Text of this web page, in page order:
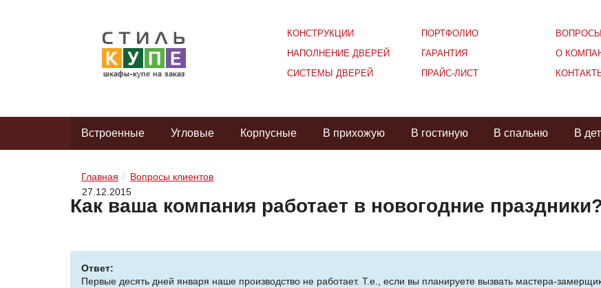
КОНСТРУКЦИИ
НАПОЛНЕНИЕ ДВЕРЕЙ
СИСТЕМЫ ДВЕРЕЙ
ПОРТФОЛИО
ГАРАНТИЯ
ПРАЙС-ЛИСТ
О
Встроенные Угловые Корпусные В прихожую В гостиную В спальню В
Главная
Вопросы клиентов
27.12.2015
Как ваша компания работает в новогодние
Ответ:
Первые десять дней января наше производство не работает. Т.е., если вы планируете вызвать мастера-